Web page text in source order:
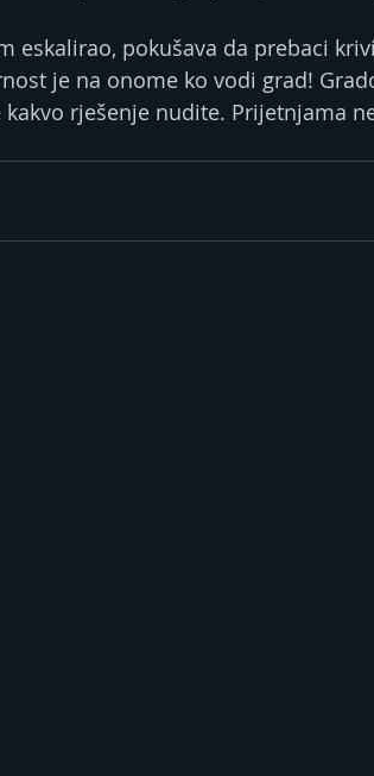
eskalirao, pokušava da prebaci
je na onome ko vodi grad!
rješenje nudite. Prijetnjama